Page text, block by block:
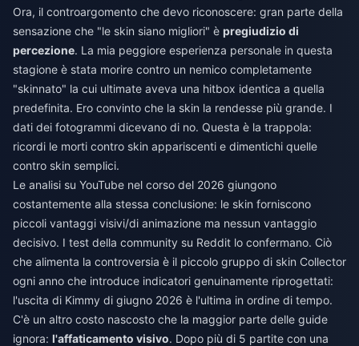
Ora, il controargomento che devo riconoscere: gran parte della
sensazione che "le skin siano migliori" è pregiudizio di
percezione. La mia peggiore esperienza personale in questa
stagione è stata morire contro un nemico completamente
"skinnato" la cui ultimate aveva una hitbox identica a quella
predefinita. Ero convinto che la skin la rendesse più grande. I
dati dei fotogrammi dicevano di no. Questa è la trappola:
ricordi le morti contro skin appariscenti e dimentichi quelle
contro skin semplici.
Le analisi su YouTube nel corso del 2026 giungono
costantemente alla stessa conclusione: le skin forniscono
piccoli vantaggi visivi/di animazione ma nessun vantaggio
decisivo. I test della community su Reddit lo confermano. Ciò
che alimenta la controversia è il piccolo gruppo di skin Collector
ogni anno che introduce indicatori genuinamente riprogettati:
l'uscita di Kimmy di giugno 2026 è l'ultima in ordine di tempo.
C'è un altro costo nascosto che la maggior parte delle guide
ignora: l'affaticamento visivo. Dopo più di 5 partite con una